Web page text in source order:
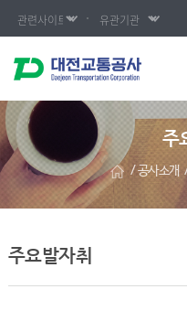
주
공사소개
주요발자취